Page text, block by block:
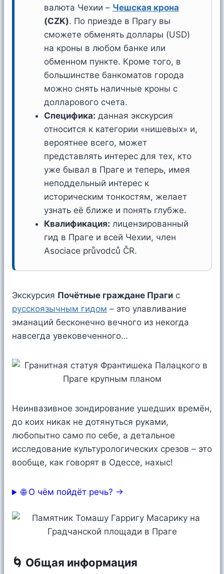
валюта Чехии – Чешская крона
(CZK). По приезде в Прагу вы
сможете обменять доллары (USD)
на кроны в любом банке или
обменном пункте. Кроме того, в
большинстве банкоматов города
можно снять наличные кроны с
долларового счета.
Специфика: данная экскурсия
относится к категории «нишевых» и,
вероятнее всего, может
представлять интерес для тех, кто
уже бывал в Праге и теперь, имея
неподдельный интерес к
историческим тонкостям, желает
узнать её ближе и понять глубже.
Квалификация: лицензированный
гид в Праге и всей Чехии, член
Asociace průvodců ČR.
Экскурсия Почётные граждане Праги с
русскоязычным гидом – это улавливание
эманаций бесконечно вечного из некогда
навсегда увековеченного…
Неинвазивное зондирование ушедших времён,
до коих никак не дотянуться руками,
любопытно само по себе, а детальное
исследование культурологических срезов – это
вообще, как говорят в Одессе, нахыс!
🌐 О чём пойдёт речь? →
🌀 Общая информация